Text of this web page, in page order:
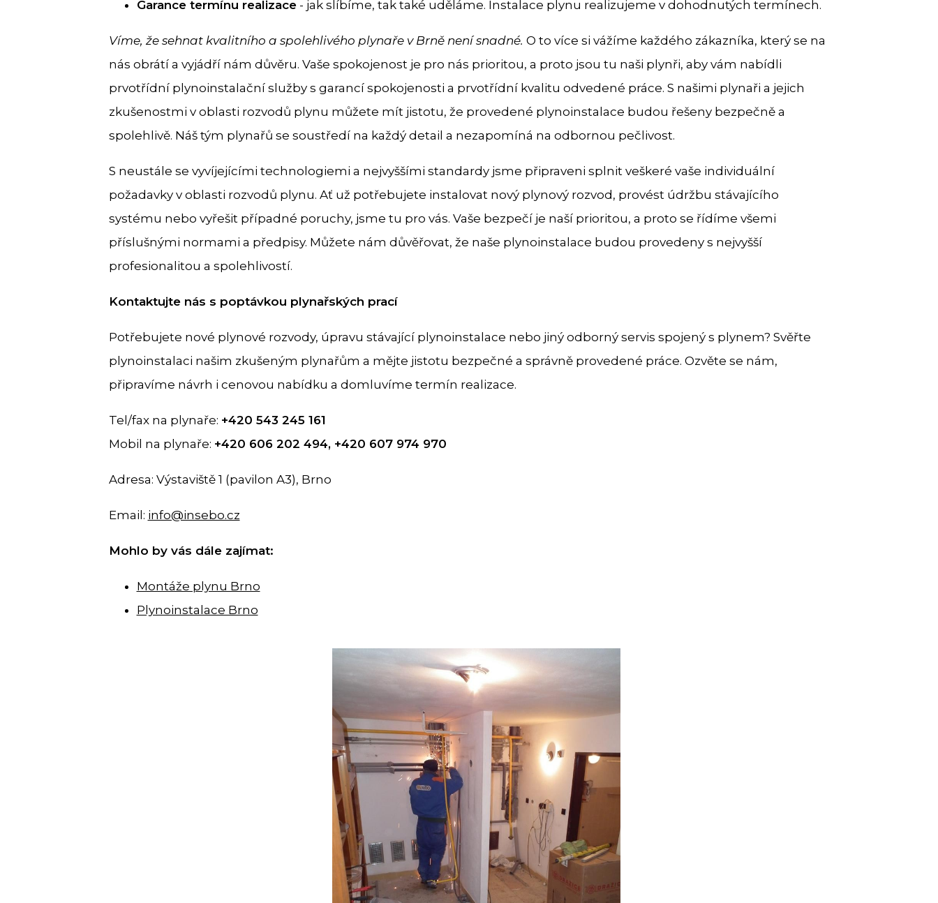
Garance termínu realizace- jak slíbíme, tak také uděláme. Instalace plynu realizujeme v dohodnutých termínech.
Víme, že sehnat kvalitního a spolehlivého plynaře v Brně není snadné. O to více si vážíme každého zákazníka, který se na
nás obrátí a vyjádří nám důvěru. Vaše spokojenost je pro nás prioritou, a proto jsou tu naši plynři, aby vám nabídli
prvotřídní plynoinstalační služby s garancí spokojenosti a prvotřídní kvalitu odvedené práce. S našimi plynaři a jejich
zkušenostmi v oblasti rozvodů plynu můžete mít jistotu, že provedené plynoinstalace budou řešeny bezpečně a
spolehlivě. Náš tým plynařů se soustředí na každý detail a nezapomíná na odbornou pečlivost.
S neustále se vyvíjejícími technologiemi a nejvyššími standardy jsme připraveni splnit veškeré vaše individuální
požadavky v oblasti rozvodů plynu. Ať už potřebujete instalovat nový plynový rozvod, provést údržbu stávajícího
systému nebo vyřešit případné poruchy, jsme tu pro vás. Vaše bezpečí je naší prioritou, a proto se řídíme všemi
příslušnými normami a předpisy. Můžete nám důvěřovat, že naše plynoinstalace budou provedeny s nejvyšší
profesionalitou a spolehlivostí.
Kontaktujte nás s poptávkou plynařských prací
Potřebujete nové plynové rozvody, úpravu stávající plynoinstalace nebo jiný odborný servis spojený s plynem? Svěřte
plynoinstalaci našim zkušeným plynařům a mějte jistotu bezpečné a správně provedené práce. Ozvěte se nám,
připravíme návrh i cenovou nabídku a domluvíme termín realizace.
Tel/fax na plynaře: +420 543 245 161
Mobil na plynaře: +420 606 202 494, +420 607 974 970
Adresa: Výstaviště 1 (pavilon A3), Brno
Email: info@insebo.cz
Mohlo by vás dále zajímat:
Montáže plynu Brno
Plynoinstalace Brno